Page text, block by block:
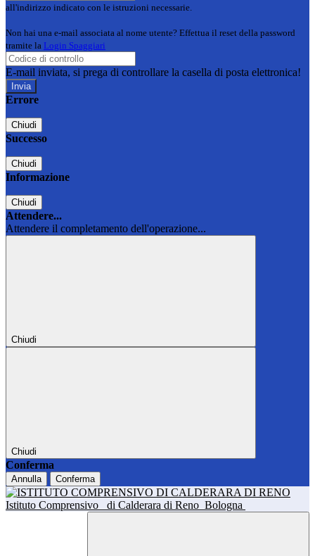
all'indirizzo indicato con le istruzioni necessarie.
Non hai una e-mail associata al nome utente? Effettua il reset della password
tramite la Login Spaggiari
E-mail inviata, si prega di controllare la casella di posta elettronica!
Errore
Chiudi
Successo
Chiudi
Informazione
Chiudi
Attendere...
Attendere il completamento dell'operazione...
Chiudi
Chiudi
Conferma
Annulla Conferma
Istituto Comprensivo di Calderara di Reno Bologna